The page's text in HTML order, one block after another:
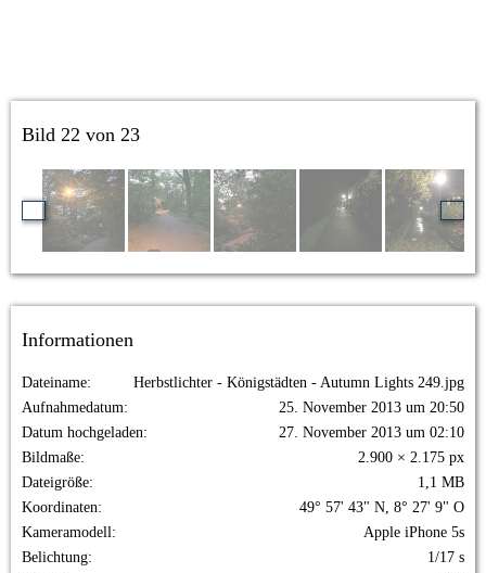
Bild 22 von 23
Informationen
Dateiname
Herbstlichter - Königstädten - Autumn Lights 249.jpg
Aufnahmedatum
25. November 2013 um 20:50
Datum hochgeladen
27. November 2013 um 02:10
Bildmaße
2.900 × 2.175 px
Dateigröße
1,1 MB
Koordinaten
49° 57' 43" N, 8° 27' 9" O
Kameramodell
Apple iPhone 5s
Belichtung
1/17 s